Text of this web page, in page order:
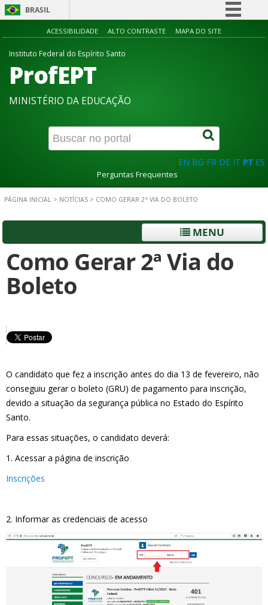
BRASIL
Simplifique!
Canais
ACESSIBILIDADE ALTO CONTRASTE MAPA DO SITE
Instituto Federal do Espírito Santo
ProfEPT
MINISTÉRIO DA EDUCAÇÃO
EN BG FR DE IT PT ES
Perguntas Frequentes
PÁGINA INICIAL > NOTÍCIAS > COMO GERAR 2ª VIA DO BOLETO
MENU
Como Gerar 2ª Via do
Boleto
O candidato que fez a inscrição antes do dia 13 de fevereiro, não
conseguiu gerar o boleto (GRU) de pagamento para inscrição,
devido a situação da segurança pública no Estado do Espírito
Santo.
Para essas situações, o candidato deverá:
1. Acessar a página de inscrição
Inscrições
2. Informar as credenciais de acesso